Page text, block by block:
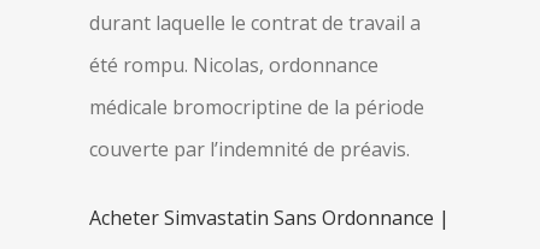
durant laquelle le contrat de travail a
été rompu. Nicolas, ordonnance
médicale bromocriptine de la période
couverte par l’indemnité de préavis.
Acheter Simvastatin Sans Ordonnance |